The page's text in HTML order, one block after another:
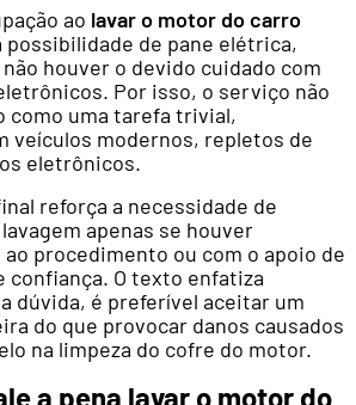
ao lavar o motor do carro
possibilidade de pane elétrica,
houver o devido cuidado com
Por isso, o serviço não
como uma tarefa trivial,
veículos modernos, repletos de
eletrônicos.
reforça a necessidade de
apenas se houver
procedimento ou com o apoio de
confiança. O texto enfatiza
dúvida, é preferível aceitar um
do que provocar danos causados
na limpeza do cofre do motor.
a pena lavar o motor do